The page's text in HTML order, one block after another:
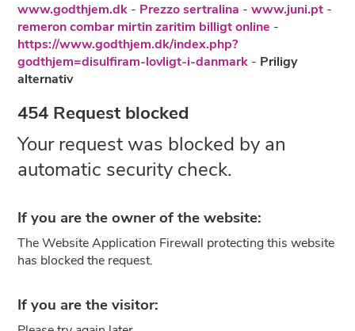
www.godthjem.dk - Prezzo sertralina -www.juni.pt -
remeron combar mirtin zaritim billigt online -
https://www.godthjem.dk/index.php?
godthjem=disulfiram-lovligt-i-danmark - Priligy
alternativ
454 Request blocked
Your request was blocked by an
automatic security check.
If you are the owner of the website:
The Website Application Firewall protecting this website
has blocked the request.
If you are the visitor: